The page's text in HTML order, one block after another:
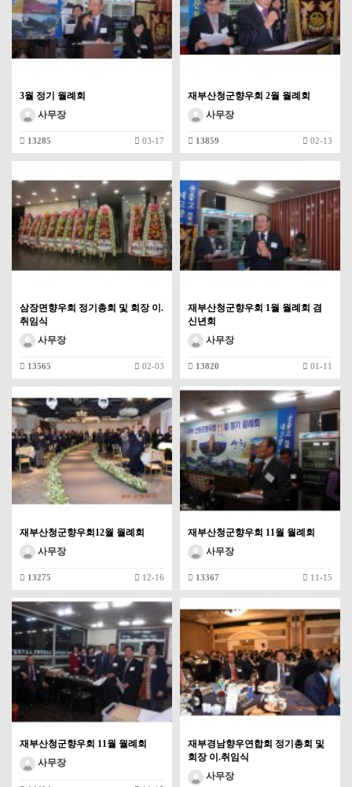
3월 정기 월례회
사무장
13285 03-17
재부산청군향우회 2월 월례회
사무장
13859 02-13
삼장면향우회 정기총회 및 회장 이.
취임식
사무장
13565 02-03
재부산청군향우회 1월 월례회 겸
신년회
사무장
13820 01-11
재부산청군향우회12월 월례회
사무장
13275 12-16
재부산청군향우회 11월 월례회
사무장
13367 11-15
재부산청군향우회 11월 월례회
사무장
재부경남향우연합회 정기총회 및
회장 이.취임식
사무장